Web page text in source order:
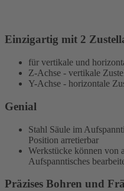
Einzigartig mit 2
für vertikale und
Z-Achse - vertikale
Y-Achse - horizontale
Genial
Stahl Säule im
Position arretierbar
Werkstücke können von
Aufspanntisches
Präzises Bohren und